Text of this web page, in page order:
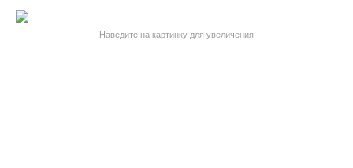
Наведите на картинку для увеличения